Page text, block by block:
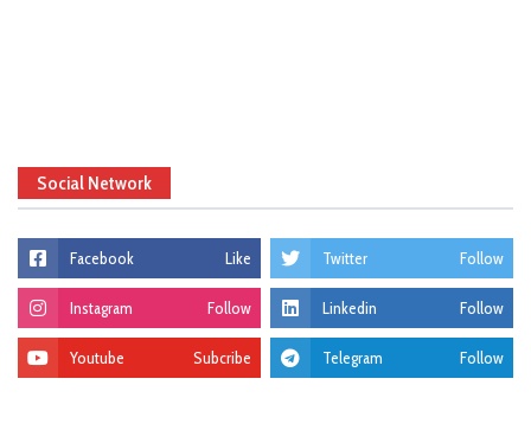
Social Network
Facebook Like Twitter Follow
Instagram Follow Linkedin Follow
Youtube Subcribe Telegram Follow